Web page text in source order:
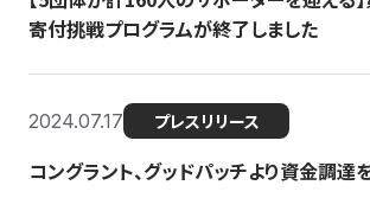
寄付挑戦プログラムが終了しました
2024.07.17 プレスリリース
コングラント、グッドパッチより資金調達